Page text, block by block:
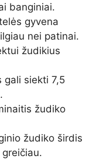
banginiai.
gyvena
nei patinai.
žudikius
gali siekti 7,5
žudiko
žudiko širdis